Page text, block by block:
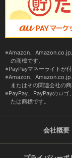
Amazon、Amazon.co.jp
の商標です。
PayPayマネーライトが
Amazon、Amazon.co.jp
またはその関連会社の商
PayPay、PayPayのロゴ
たは商標です。
会社概要